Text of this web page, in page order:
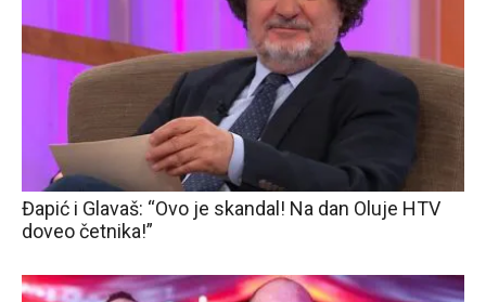
Đapić i Glavaš: “Ovo je skandal! Na dan Oluje HTV
doveo četnika!”